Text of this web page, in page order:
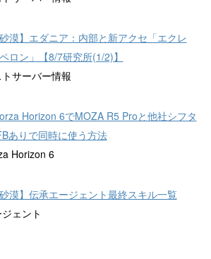
砂漠】エダニア：内部と新アクセ「エクレ
ロン」【8/7研究所(1/2)】
サーバー情報
Horizon 6でMOZA R5 Proと他社シフタ
ありで同時に使う方法
Horizon 6
砂漠】伝承エージェント最終スキル一覧
ェント